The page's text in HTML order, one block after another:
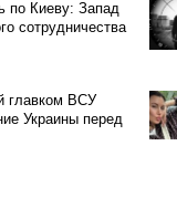
по Киеву: Запад
сотрудничества
главком ВСУ
Украины перед